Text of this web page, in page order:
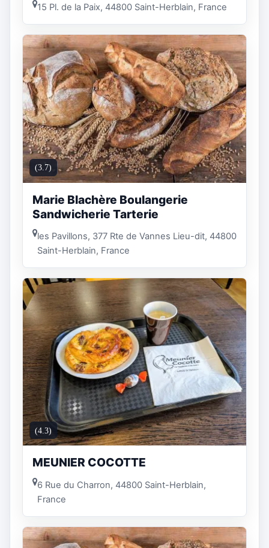
15 Pl. de la Paix, 44800 Saint-Herblain, France
(3.7)
Marie Blachère Boulangerie
Sandwicherie Tarterie
les Pavillons, 377 Rte de Vannes Lieu-dit, 44800
Saint-Herblain, France
(4.3)
MEUNIER COCOTTE
6 Rue du Charron, 44800 Saint-Herblain,
France